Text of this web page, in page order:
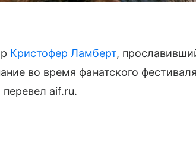
Кристофер Ламберт,
во время фанатского
aif.ru.